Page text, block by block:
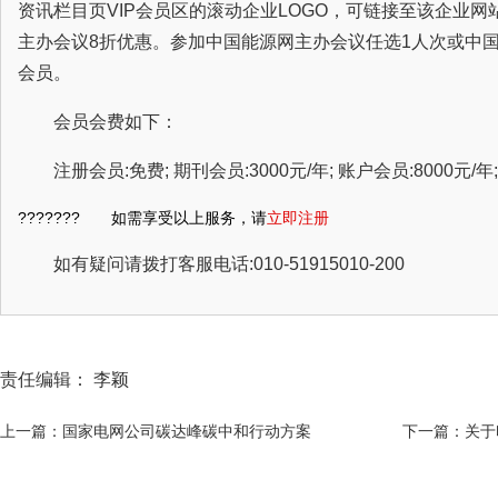
资讯栏目页VIP会员区的滚动企业LOGO，可链接至该企业
主办会议8折优惠。参加中国能源网主办会议任选1人次或中
会员。
会员会费如下：
注册会员:免费; 期刊会员:3000元/年; 账户会员:8000元/
??????? 如需享受以上服务，请立即注册
如有疑问请拨打客服电话:010-51915010-200
责任编辑： 李颖
上一篇：国家电网公司碳达峰碳中和行动方案 下一篇：关